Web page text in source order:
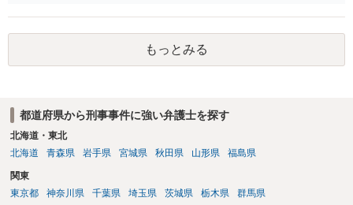
もっとみる
都道府県から刑事事件に強い弁護士を探す
北海道・東北
北海道
青森県 岩手県 宮城県 秋田県 山形県 福島県
関東
東京都
神奈川県 千葉県 埼玉県 茨城県 栃木県 群馬県